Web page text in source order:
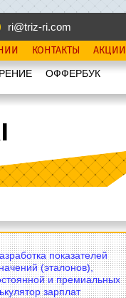
ri@triz-ri.com
КОНТАКТЫ АКЦИИ
OФФЕРБУК
показателей
(эталонов),
и премиальных
зарплат